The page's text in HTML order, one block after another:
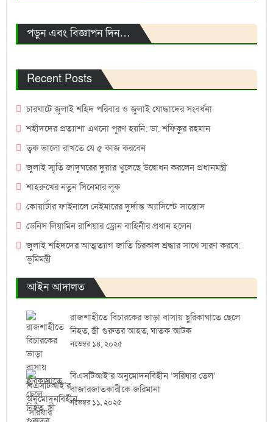
পড়ুন এবং বিজ্ঞাপন দিন…
Recent Posts
চারঘাটে জুলাই শহিদ পরিবার ও জুলাই যোদ্ধাদের সংবর্ধনা
শহীদদের প্রত্যাশা এখনো পূরণ হয়নি: ডা. শফিকুর রহমান
ত্বক ভালো রাখতে যে ৫ কাজ করবেন
জুলাই স্মৃতি জাদুঘরের দুয়ার খুলেছে উদ্বোধন করলেন প্রধানমন্ত্রী
শাহরুখের নতুন সিনেমার লুক
কোয়ার্টার ফাইনালে নেইমারের দুর্দান্ত অ্যাসিস্টে সান্তোস
ডেনিস লিয়ামিন রাশিয়ার ড্রোন বাহিনীর প্রধান হলেন
জুলাই শহিদদের আত্মত্যাগ জাতি চিরকাল শ্রদ্ধার সাথে স্মরণ করবে:
ভূমিমন্ত্রী
আইন আদালত
রাজশাহীতে বিচারকের ভাড়া বাসায় ছুরিকাঘাতে ছেলে
নিহত, স্ত্রী গুরুতর আহত, ঘাতক আটক
নভেম্বর ১৪, ২০২৫
বিএসটিআই’র অনুমোদনবিহীন ‘সরিষার তেল’
বাজারজাতকারীকে জরিমানা
নভেম্বর ১১, ২০২৫